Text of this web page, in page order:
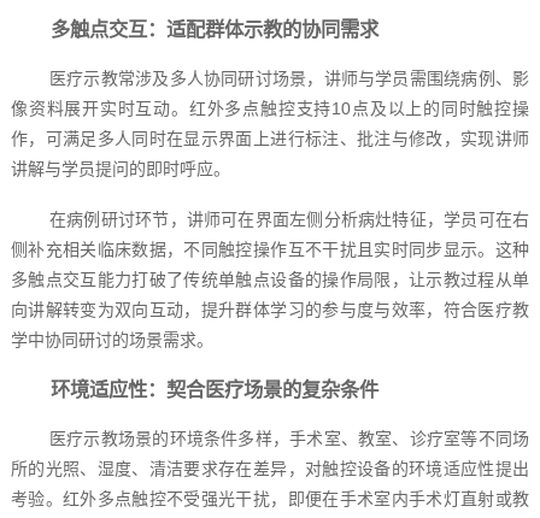
多触点交互：适配群体示教的协同需求
医疗示教常涉及多人协同研讨场景，讲师与学员需围绕病例、影
像资料展开实时互动。红外多点触控支持10点及以上的同时触控操
作，可满足多人同时在显示界面上进行标注、批注与修改，实现讲师
讲解与学员提问的即时呼应。
在病例研讨环节，讲师可在界面左侧分析病灶特征，学员可在右
侧补充相关临床数据，不同触控操作互不干扰且实时同步显示。这种
多触点交互能力打破了传统单触点设备的操作局限，让示教过程从单
向讲解转变为双向互动，提升群体学习的参与度与效率，符合医疗教
学中协同研讨的场景需求。
环境适应性：契合医疗场景的复杂条件
医疗示教场景的环境条件多样，手术室、教室、诊疗室等不同场
所的光照、湿度、清洁要求存在差异，对触控设备的环境适应性提出
考验。红外多点触控不受强光干扰，即便在手术室内手术灯直射或教